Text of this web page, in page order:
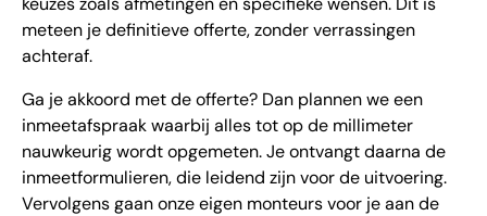
meteen je definitieve offerte, zonder verrassingen
achteraf.
Ga je akkoord met de offerte? Dan plannen we een
inmeetafspraak waarbij alles tot op de millimeter
nauwkeurig wordt opgemeten. Je ontvangt daarna de
inmeetformulieren, die leidend zijn voor de uitvoering.
Vervolgens gaan onze eigen monteurs voor je aan de